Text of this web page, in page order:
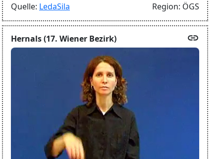
Quelle: LedaSila Region: ÖGS
Hernals (17. Wiener Bezirk) link